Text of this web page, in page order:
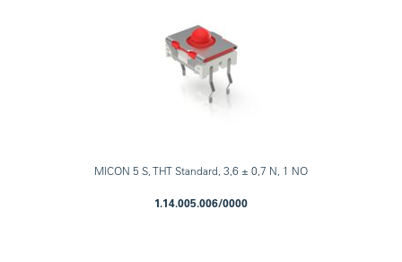
MICON 5 S, THT Standard, 3,6 ± 0,7 N, 1 NO
1.14.005.006/0000